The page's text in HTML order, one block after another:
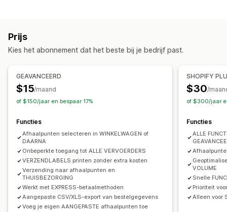
Afhaalopties
Ter plaatse
In de winkel Meerdere locaties
Bezorgkaart E-mailmeldingen
Bestellingen volgen
Adresvalidatie
Synchronisatie van bestellingen
Meerdere talen
Zendingen beheren
Synchronisatie van bestellingen
Prijs
Kies het abonnement dat het beste bij je bedrijf past.
GEAVANCEERD
$15/maand
of $150/jaar en bespaar 17%
Functies
Afhaalpunten selecteren in WINKELWAGEN of
DAARNA
Onbeperkte toegang tot ALLE VERVOERDERS
VERZENDLABELS printen zonder extra kosten
Verzending naar afhaalpunten en
THUISBEZORGING
Werkt met EXPRESS-betaalmethoden
Aangepaste CSV/XLS-export van bestelgegevens
Voeg je eigen AANGEPASTE afhaalpunten toe
SHOPIFY
$30/
of $300/jaar
Functies
ALLE
VOLUME
Snelle
Prioriteit
Alleen voor